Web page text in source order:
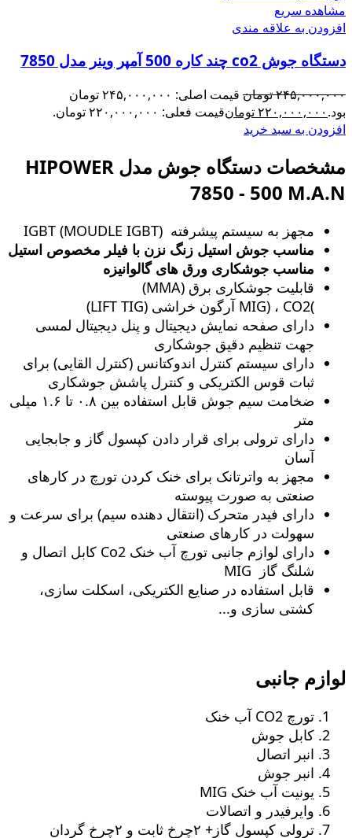
مشاهده سریع
افزودن به علاقه مندی
دستگاه جوش co2 چند کاره 500 آمپر وینر مدل 7850
۲۴۵,۰۰۰,۰۰۰تومان
قیمت اصلی: ۲۴۵,۰۰۰,۰۰۰ تومان
بود.۲۲۰,۰۰۰,۰۰۰تومانقیمت فعلی: ۲۲۰,۰۰۰,۰۰۰ تومان.
افزودن به سبد خرید
مشخصات دستگاه جوش مدل HIPOWER
7850 - 500 M.A.N
مجهز به سیستم پیشرفته (MOUDLE IGBT) IGBT
مناسب جوش استیل زنگ‌ نزن با فیلر مخصوص استیل
مناسب جوشکاری ورق های گالوانیزه
قابلیت جوشکاری برق (MMA)
)MIG) ، CO2 آرگون خراشی (LIFT TIG)
دارای صفحه نمایش دیجیتال و پنل دیجیتال لمسی
جهت تنظیم دقیق جوشکاری
دارای سیستم کنترل اندوکتانس (کنترل القایی) برای
ثبات قوس الکتریکی و کنترل پاشش جوشکاری
ضخامت سیم جوش قابل استفاده بین ۰.۸ تا ۱.۶ میلی
متر
دارای ترولی برای قرار دادن کپسول گاز و جابجایی
آسان
مجهز به واترتانک برای خنک کردن تورچ در کارهای
صنعتی به صورت پیوسته
دارای فیدر متحرک (انتقال دهنده سیم) برای سرعت و
سهولت در کارهای صنعتی
دارای لوازم جانبی تورچ آب خنک Co2 کابل اتصال و
شلنگ گاز MIG
قابل استفاده در صنایع الکتریکی، اسکلت سازی،
کشتی سازی و...
لوازم جانبی
تورچ CO2 آب خنک
کابل جوش
انبر اتصال
انبر جوش
یونیت آب خنک MIG
وایرفیدر و اتصالات
ترولی کپسول گاز+ ٢چرخ ثابت و ٢چرخ گردان